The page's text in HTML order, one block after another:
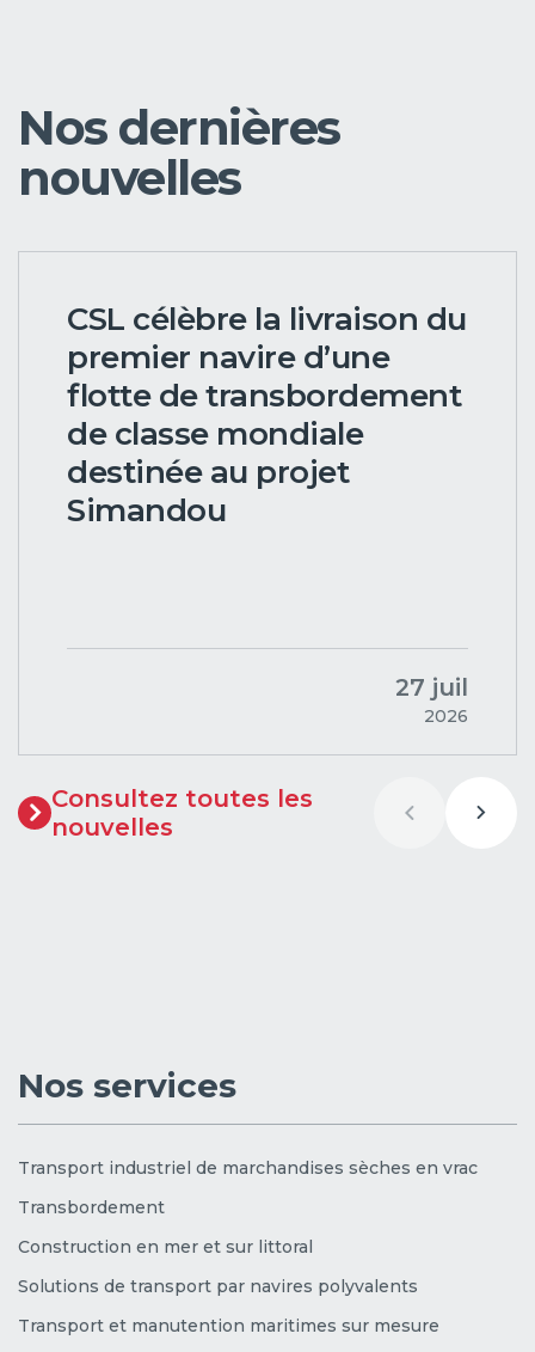
Nos dernières
nouvelles
CSL célèbre la livraison du
premier navire d’une
flotte de transbordement
de classe mondiale
destinée au projet
Simandou
27 juil
2026
Consultez toutes les
nouvelles
Nos services
Transport industriel de marchandises sèches en vrac
Transbordement
Construction en mer et sur littoral
Solutions de transport par navires polyvalents
Transport et manutention maritimes sur mesure